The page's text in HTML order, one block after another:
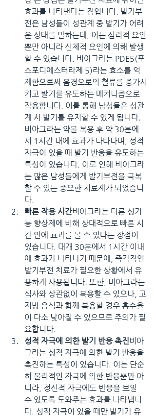
효과를 나타낸다는 점입니다. 발기부
전은 남성들이 성관계 중 발기가 어려
운 상태를 말하는데, 이는 심리적 요인
뿐만 아니라 신체적 요인에 의해 발생
할 수 있습니다. 비아그라는 PDE5(포
스포디에스터라제 5)라는 효소를 억
제함으로써 음경으로의 혈류를 증가시
키고 발기를 유도하는 메커니즘으로
작용합니다. 이를 통해 남성들은 성관
계 시 발기를 유지할 수 있게 됩니다.
비아그라는 약물 복용 후 약 30분에
서 1시간 내에 효과가 나타나며, 성적
자극이 있을 때 발기 반응을 유도하는
특성이 있습니다. 이로 인해 비아그라
는 많은 남성들에게 발기부전을 극복
할 수 있는 중요한 치료제가 되었습니
다.
빠른 작용 시간비아그라는 다른 성기
능 향상제에 비해 상대적으로 빠른 시
간 안에 효과를 볼 수 있다는 장점이
있습니다. 대개 30분에서 1시간 이내
에 효과가 나타나기 때문에, 즉각적인
발기부전 치료가 필요한 상황에서 유
용하게 사용됩니다. 또한, 비아그라는
식사와 상관없이 복용할 수 있으나, 고
지방 음식과 함께 복용할 경우 흡수율
이 다소 낮아질 수 있으므로 주의가 필
요합니다.
성적 자극에 의한 발기 반응 촉진비아
그라는 성적 자극에 의한 발기 반응을
촉진하는 특성이 있습니다. 이는 단순
히 물리적인 자극에 의한 반응뿐만 아
니라, 정신적 자극에도 반응을 보일
수 있도록 도와주는 효과를 나타냅니
다. 성적 자극이 있을 때만 발기가 유